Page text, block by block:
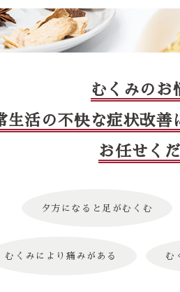
むくみのお
生活の不快な症状改善
お任せく
夕方になると足がむくむ
むくみにより痛みがある む